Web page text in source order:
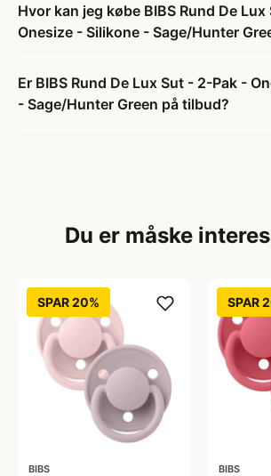
Hvor kan jeg købe BIBS Rund De
Onesize - Silikone - Sage/Hunter
Er BIBS Rund De Lux Sut - 2-Pak -
- Sage/Hunter Green på tilbud?
Du er måske
SPAR 20%
BIBS
SPAR
BIBS